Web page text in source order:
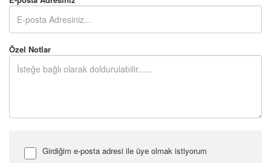
Özel Notlar
Girdiğim e-posta adresi ile üye olmak istiyorum